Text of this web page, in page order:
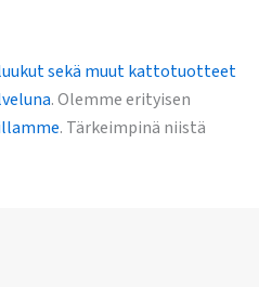
sekä muut kattotuotteet
. Olemme erityisen
. Tärkeimpinä niistä